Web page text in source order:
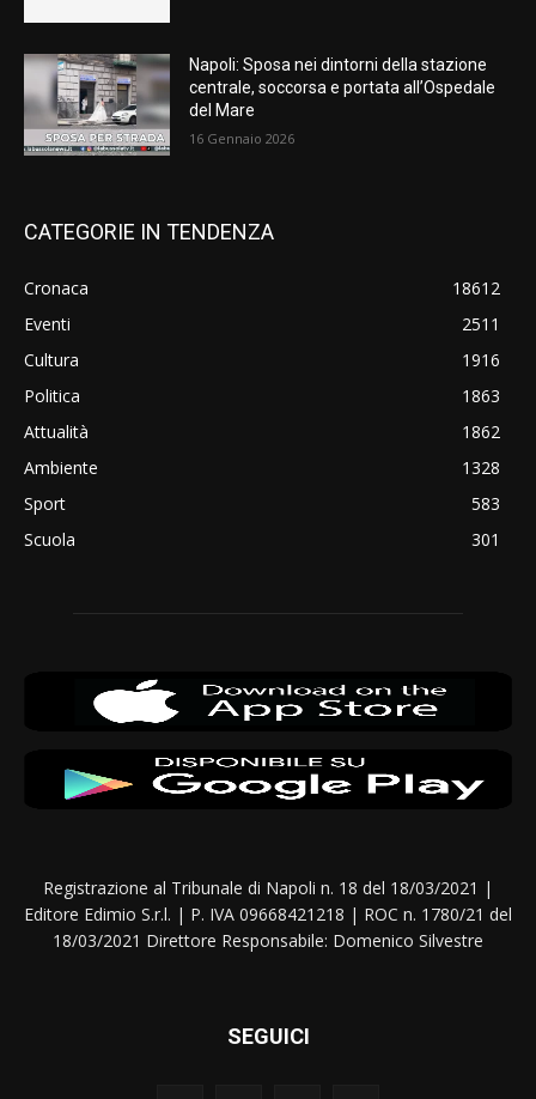
Napoli: Sposa nei dintorni della stazione
centrale, soccorsa e portata all’Ospedale
del Mare
16 Gennaio 2026
CATEGORIE IN TENDENZA
Cronaca
18612
Eventi
2511
Cultura
1916
Politica
1863
Attualità
1862
Ambiente
1328
Sport
583
Scuola
301
Registrazione al Tribunale di Napoli n. 18 del 18/03/2021 |
Editore Edimio S.r.l. | P. IVA 09668421218 | ROC n. 1780/21 del
18/03/2021 Direttore Responsabile: Domenico Silvestre
SEGUICI